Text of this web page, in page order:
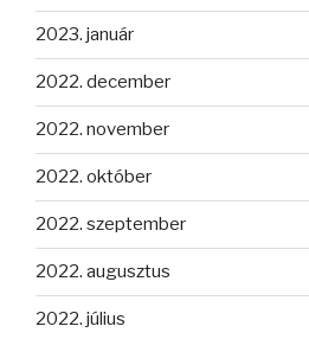
2023. január
2022. december
2022. november
2022. október
2022. szeptember
2022. augusztus
2022. július